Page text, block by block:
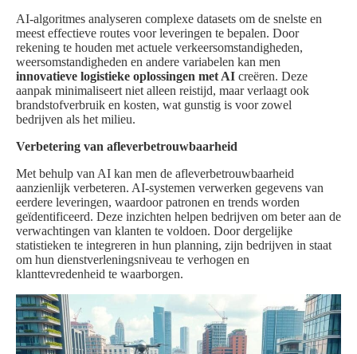
AI-algoritmes analyseren complexe datasets om de snelste en
meest effectieve routes voor leveringen te bepalen. Door
rekening te houden met actuele verkeersomstandigheden,
weersomstandigheden en andere variabelen kan men
innovatieve logistieke oplossingen met AI creëren. Deze
aanpak minimaliseert niet alleen reistijd, maar verlaagt ook
brandstofverbruik en kosten, wat gunstig is voor zowel
bedrijven als het milieu.
Verbetering van afleverbetrouwbaarheid
Met behulp van AI kan men de afleverbetrouwbaarheid
aanzienlijk verbeteren. AI-systemen verwerken gegevens van
eerdere leveringen, waardoor patronen en trends worden
geïdentificeerd. Deze inzichten helpen bedrijven om beter aan de
verwachtingen van klanten te voldoen. Door dergelijke
statistieken te integreren in hun planning, zijn bedrijven in staat
om hun dienstverleningsniveau te verhogen en
klanttevredenheid te waarborgen.